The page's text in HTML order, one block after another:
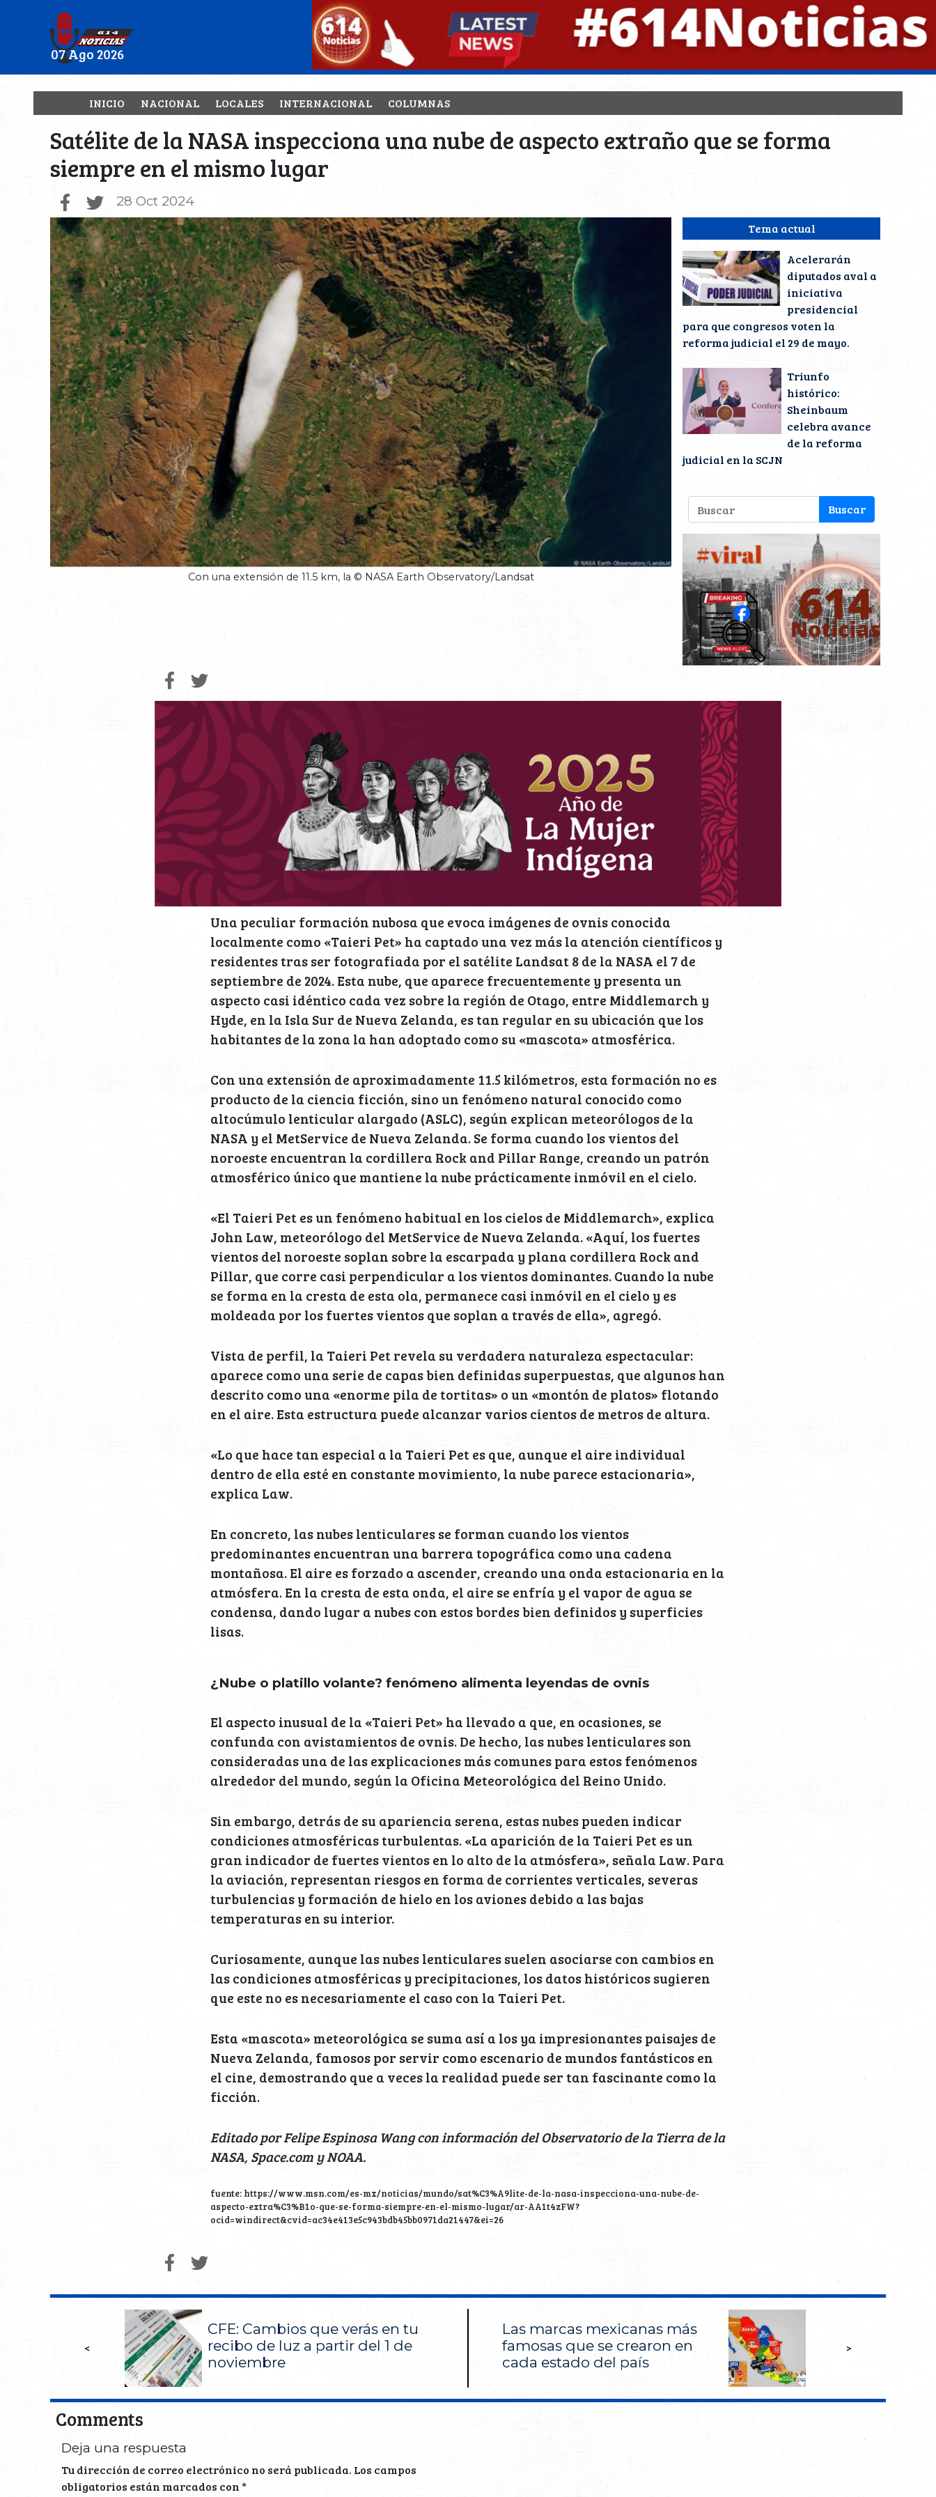
07 Ago 2026
INICIO NACIONAL LOCALES INTERNACIONAL COLUMNAS
Satélite de la NASA inspecciona una nube de aspecto extraño que se forma
siempre en el mismo lugar
28 Oct 2024
Con una extensión de 11.5 km, la © NASA Earth Observatory/Landsat
Tema actual
Acelerarán
diputados aval a
iniciativa
presidencial
para que congresos voten la
reforma judicial el 29 de mayo.
Triunfo
histórico:
Sheinbaum
celebra avance
de la reforma
judicial en la SCJN
Una peculiar formación nubosa que evoca imágenes de ovnis conocida
localmente como «Taieri Pet» ha captado una vez más la atención científicos y
residentes tras ser fotografiada por el satélite Landsat 8 de la NASA el 7 de
septiembre de 2024. Esta nube, que aparece frecuentemente y presenta un
aspecto casi idéntico cada vez sobre la región de Otago, entre Middlemarch y
Hyde, en la Isla Sur de Nueva Zelanda, es tan regular en su ubicación que los
habitantes de la zona la han adoptado como su «mascota» atmosférica.
Con una extensión de aproximadamente 11.5 kilómetros, esta formación no es
producto de la ciencia ficción, sino un fenómeno natural conocido como
altocúmulo lenticular alargado (ASLC), según explican meteorólogos de la
NASA y el MetService de Nueva Zelanda. Se forma cuando los vientos del
noroeste encuentran la cordillera Rock and Pillar Range, creando un patrón
atmosférico único que mantiene la nube prácticamente inmóvil en el cielo.
«El Taieri Pet es un fenómeno habitual en los cielos de Middlemarch», explica
John Law, meteorólogo del MetService de Nueva Zelanda. «Aquí, los fuertes
vientos del noroeste soplan sobre la escarpada y plana cordillera Rock and
Pillar, que corre casi perpendicular a los vientos dominantes. Cuando la nube
se forma en la cresta de esta ola, permanece casi inmóvil en el cielo y es
moldeada por los fuertes vientos que soplan a través de ella», agregó.
Vista de perfil, la Taieri Pet revela su verdadera naturaleza espectacular:
aparece como una serie de capas bien definidas superpuestas, que algunos han
descrito como una «enorme pila de tortitas» o un «montón de platos» flotando
en el aire. Esta estructura puede alcanzar varios cientos de metros de altura.
«Lo que hace tan especial a la Taieri Pet es que, aunque el aire individual
dentro de ella esté en constante movimiento, la nube parece estacionaria»,
explica Law.
En concreto, las nubes lenticulares se forman cuando los vientos
predominantes encuentran una barrera topográfica como una cadena
montañosa. El aire es forzado a ascender, creando una onda estacionaria en la
atmósfera. En la cresta de esta onda, el aire se enfría y el vapor de agua se
condensa, dando lugar a nubes con estos bordes bien definidos y superficies
lisas.
¿Nube o platillo volante? fenómeno alimenta leyendas de ovnis
El aspecto inusual de la «Taieri Pet» ha llevado a que, en ocasiones, se
confunda con avistamientos de ovnis. De hecho, las nubes lenticulares son
consideradas una de las explicaciones más comunes para estos fenómenos
alrededor del mundo, según la Oficina Meteorológica del Reino Unido.
Sin embargo, detrás de su apariencia serena, estas nubes pueden indicar
condiciones atmosféricas turbulentas. «La aparición de la Taieri Pet es un
gran indicador de fuertes vientos en lo alto de la atmósfera», señala Law. Para
la aviación, representan riesgos en forma de corrientes verticales, severas
turbulencias y formación de hielo en los aviones debido a las bajas
temperaturas en su interior.
Curiosamente, aunque las nubes lenticulares suelen asociarse con cambios en
las condiciones atmosféricas y precipitaciones, los datos históricos sugieren
que este no es necesariamente el caso con la Taieri Pet.
Esta «mascota» meteorológica se suma así a los ya impresionantes paisajes de
Nueva Zelanda, famosos por servir como escenario de mundos fantásticos en
el cine, demostrando que a veces la realidad puede ser tan fascinante como la
ficción.
Editado por Felipe Espinosa Wang con información del Observatorio de la Tierra de la
NASA, Space.com y NOAA.
fuente: https://www.msn.com/es-mx/noticias/mundo/sat%C3%A9lite-de-la-nasa-inspecciona-una-nube-de-
aspecto-extra%C3%B1o-que-se-forma-siempre-en-el-mismo-lugar/ar-AA1t4zFW?
ocid=windirect&cvid=ac34e413e5c943bdb45bb0971da21447&ei=26
<
CFE: Cambios que verás en tu
recibo de luz a partir del 1 de
noviembre
Las marcas mexicanas más
famosas que se crearon en
cada estado del país
>
Comments
Deja una respuesta
Tu dirección de correo electrónico no será publicada. Los campos
obligatorios están marcados con*